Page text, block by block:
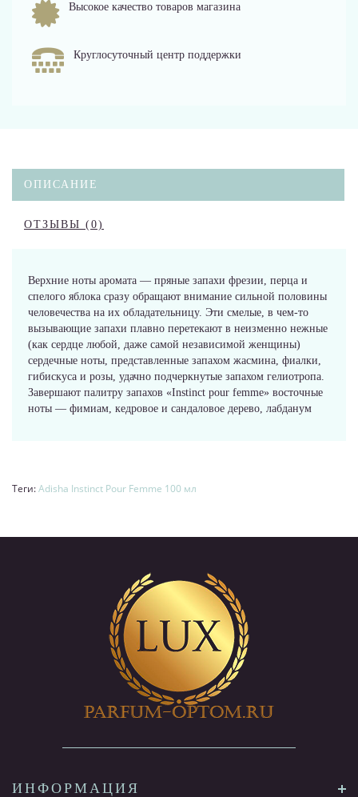
Высокое качество товаров магазина
Круглосуточный центр поддержки
ОПИСАНИЕ
ОТЗЫВЫ (0)
Верхние ноты аромата — пряные запахи фрезии, перца и
спелого яблока сразу обращают внимание сильной половины
человечества на их обладательницу. Эти смелые, в чем-то
вызывающие запахи плавно перетекают в неизменно нежные
(как сердце любой, даже самой независимой женщины)
сердечные ноты, представленные запахом жасмина, фиалки,
гибискуса и розы, удачно подчеркнутые запахом гелиотропа.
Завершают палитру запахов «Instinct pour femme» восточные
ноты — фимиам, кедровое и сандаловое дерево, лабданум
Теги:Adisha Instinct Pour Femme 100 мл
ИНФОРМАЦИЯ